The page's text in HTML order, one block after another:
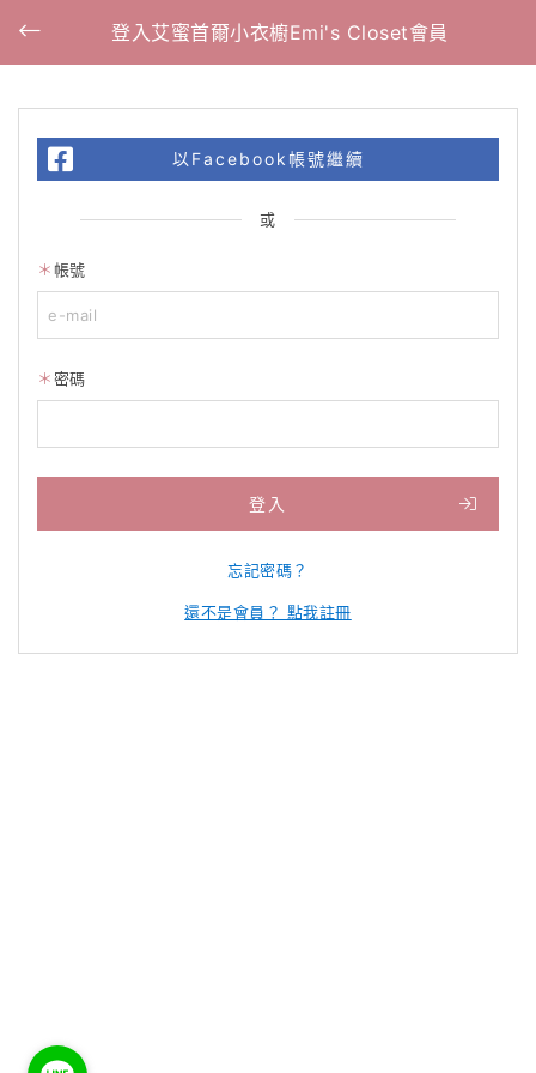
登入艾蜜首爾小衣櫥Emi's Closet會員
以Facebook帳號繼續
或
帳號
密碼
登入
忘記密碼？
還不是會員？ 點我註冊